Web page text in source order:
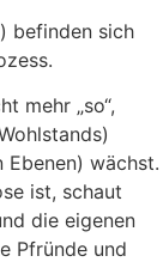
befinden sich
mehr „so“,
Ebenen) wächst.
ist, schaut
die eigenen
Pfründe und